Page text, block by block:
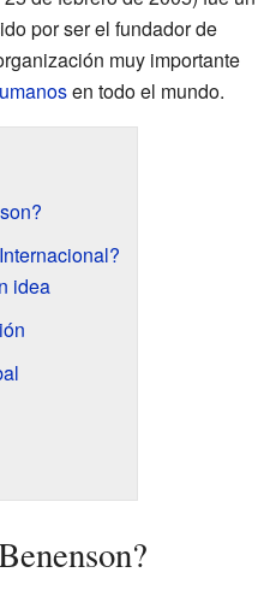
por ser el fundador de
muy importante
en todo el mundo.
idea